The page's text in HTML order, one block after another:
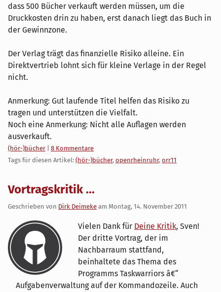
dass 500 Bücher verkauft werden müssen, um die
Druckkosten drin zu haben, erst danach liegt das Buch in
der Gewinnzone.
Der Verlag trägt das finanzielle Risiko alleine. Ein
Direktvertrieb lohnt sich für kleine Verlage in der Regel
nicht.
Anmerkung: Gut laufende Titel helfen das Risiko zu
tragen und unterstützen die Vielfalt.
Noch eine Anmerkung: Nicht alle Auflagen werden
ausverkauft.
Kategorien:
(hör-)bücher
8 Kommentare
Tags für diesen Artikel: (hör-)bücher, openrheinruhr, orr11
Vortragskritik ...
Geschrieben von Dirk Deimeke am Montag, 14. November 2011
Vielen Dank für Deine Kritik, Sven!
Der dritte Vortrag, der im
Nachbarraum stattfand,
beinhaltete das Thema des
Programms Taskwarriors â€“
Aufgabenverwaltung auf der Kommandozeile. Auch